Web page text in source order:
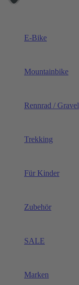
E-Bike
Mountainbike
Rennrad / Gravel
Trekking
Für Kinder
Zubehör
SALE
Marken